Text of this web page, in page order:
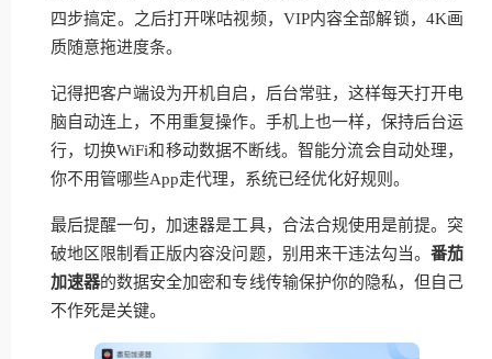
四步搞定。之后打开咪咕视频，VIP内容全部解锁，4K画
质随意拖进度条。
记得把客户端设为开机自启，后台常驻，这样每天打开电
脑自动连上，不用重复操作。手机上也一样，保持后台运
行，切换WiFi和移动数据不断线。智能分流会自动处理，
你不用管哪些App走代理，系统已经优化好规则。
最后提醒一句，加速器是工具，合法合规使用是前提。突
破地区限制看正版内容没问题，别用来干违法勾当。 番茄
加速器的数据安全加密和专线传输保护你的隐私，但自己
不作死是关键。